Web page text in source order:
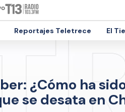
Reportajes Teletrece El
¿Cómo ha
se desata en